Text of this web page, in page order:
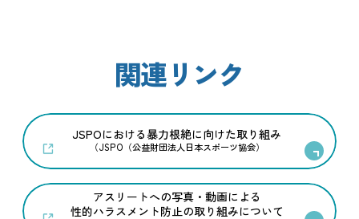
関連リンク
JSPOにおける暴力根絶に向けた取り組み
（JSPO（公益財団法人日本スポーツ協会）
アスリートへの写真・動画による
性的ハラスメント防止の取り組みについて